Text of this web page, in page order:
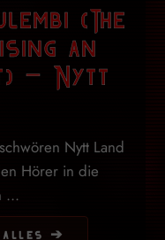
(The
an
– Nytt
Nytt Land
Hörer in die
...
alles ➔